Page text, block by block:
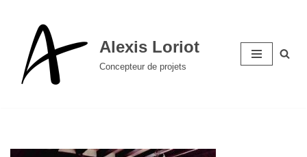
contenu
Alexis Loriot
Concepteur de projets